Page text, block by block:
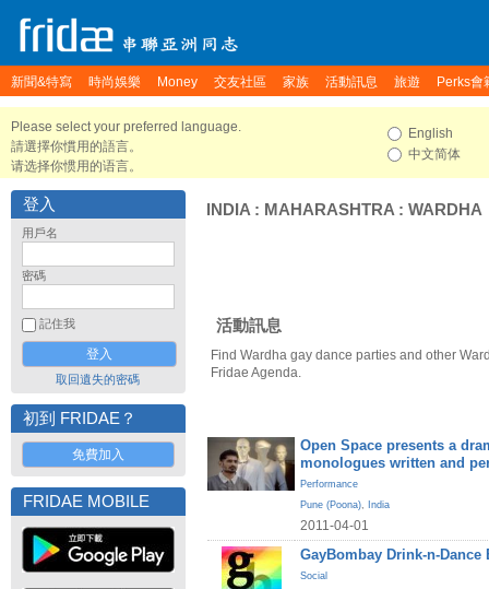
新聞&特寫 時尚娛樂 Money 交友社區 家族 活動訊息 旅遊 Perks會
Please select your preferred language.
請選擇你慣用的語言。
请选择你惯用的语言。
English
中文简体
登入
用戶名
密碼
記住我
取回遺失的密碼
初到 FRIDAE？
免費加入
FRIDAE MOBILE
INDIA : MAHARASHTRA : WARDHA
活動訊息
Find Wardha gay dance parties and other
Fridae Agenda.
Open Space presents a
monologues written and
Performance
Pune (Poona), India
2011-04-01
GayBombay Drink-n-Dance
Social